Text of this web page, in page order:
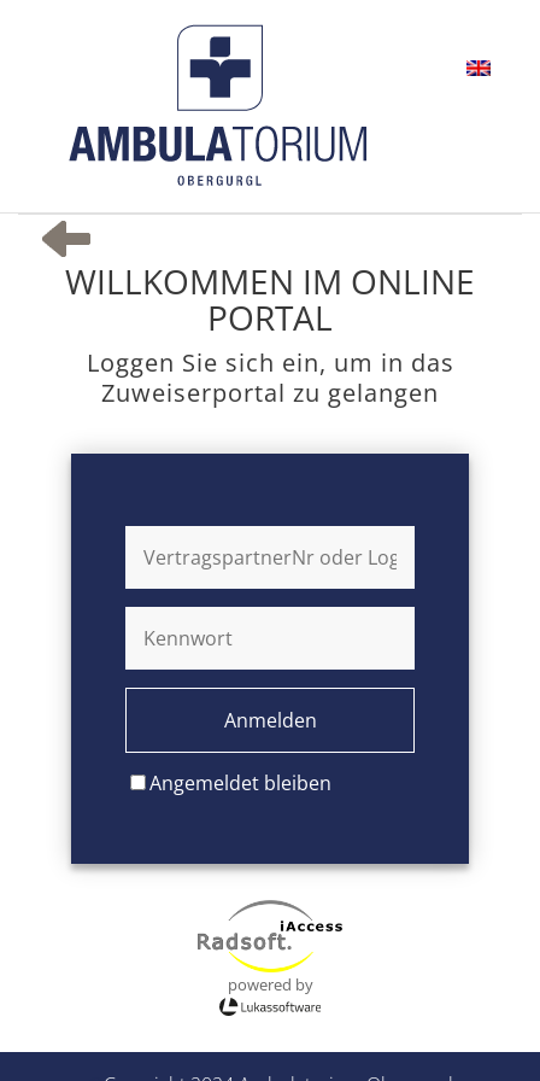
WILLKOMMEN IM ONLINE
PORTAL
Loggen Sie sich ein, um in das
Zuweiserportal zu gelangen
Angemeldet bleiben
powered by